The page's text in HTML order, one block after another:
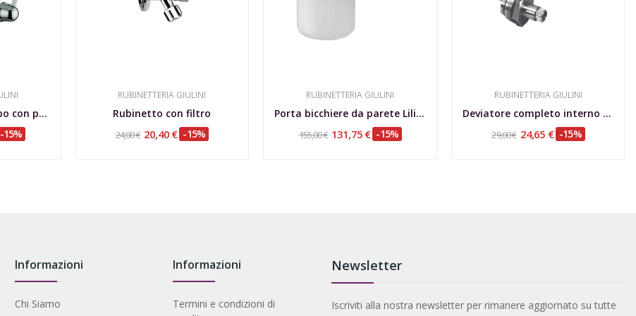
Monocomando lavabo con prolunga, bocca girevole...
-15%
RUBINETTERIA GIULINI
Rubinetto con filtro
24,00 € 20,40 € -15%
RUBINETTERIA GIULINI
Porta bicchiere da parete Lilium
155,00 € 131,75 € -15%
RUBINETTERIA GIULINI
Deviatore completo interno vasca 700 - LOTUS
29,00 € 24,65 € -15%
Informazioni
Chi Siamo
Informazioni
Termini e condizioni di
Newsletter
Iscriviti alla nostra newsletter per rimanere aggiornato su tutte